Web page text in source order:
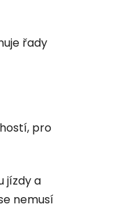
řady
pro
jízdy a
nemusí